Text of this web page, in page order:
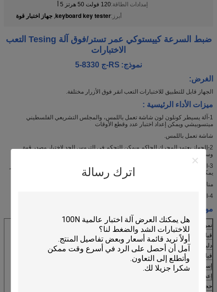
اترك رسالة
إمدادات الطاقة:120 فولت 50 هرتز 5 أ
أبرز:keyboard key tester
, جهاز اختبار قوة
ضبط السرعة كييستوكي عمر تستر/فوق آلة Tesing التعب
الاختبارات
نموذج: RS-ج 8330-5
الغرض:
الجهاز قابل للتطبيق للاختبارات التعب انقر فوق الأزرار مختلفة.
ميزات الأداء الرئيسية :
1-آلة يسيطر كونلون لون شاشة تعمل باللمس، والمجلس التشريعي الفلسطيني
ميتسوبيشي ويمكن إعداد اختبار عدد وقطع الأوقات
شاشة تعمل باللمس.
2-الجهاز يعتمد المحرك الحاكم ويمكن التحكم في التروس الحد لاختبار مصدر قوة
وسرعة الاختبار.
3-الجهاز مجهز بالعديد من الفوهات الثابتة. مواقع المشابك قابلة للتعديل. المجلس اختبار
يمكن أن تذهب صعودا وهبوطاً، وهو
مناسبة لاختبارات العينات في العديد من الأحجام.
4-الإله مجهزة بواجهة USB ويمكن استخلاص بيانات الاختبار مع قرص فلاش USB.
مواصفات:
نموذج
جمهورية صربسكا-ج 8330-5
قياس المسافة
دليل الإقلاع والهبوط من طاولة العمل 0 ~ 100 مم
قياس السرعة
1 ~ مرات 81/دقيقة
إسقاط إعداد الوقت
إعداد وقت قطع الاتصال
حجم الجهاز